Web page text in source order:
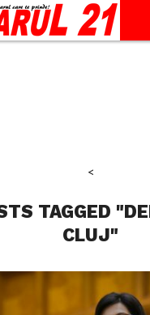
<
TAGGED
CLUJ"